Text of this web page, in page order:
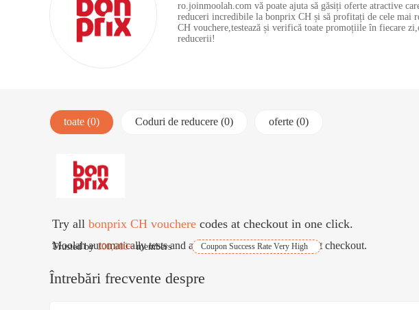
ro.joinmoolah.com vă poate ajuta să găsiți oferte atractive
reduceri incredibile la bonprix CH și să profitați de cele mai
CH vouchere,testează și verifică toate promoțiile în fiecare
reducerii!
toate (0) Coduri de reducere (0) oferte (0)
Try all bonprix CH vouchere codes at checkout in one click.
Moolah automatically tests and applies best coupons for free at checkout.
Trusted by100,000+members Coupon Success Rate Very High
Întrebări frecvente despre